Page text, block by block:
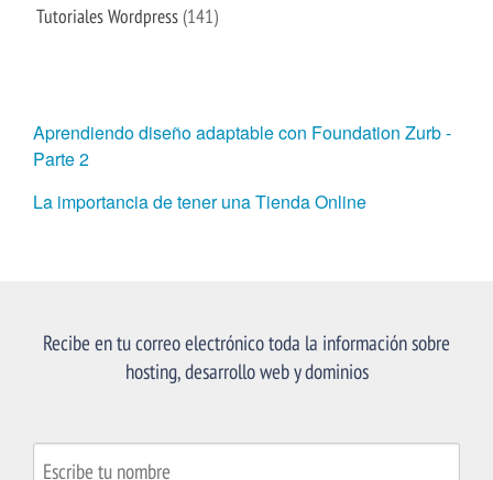
Tutoriales Wordpress (141)
Aprendiendo diseño adaptable con Foundation Zurb -
Parte 2
La importancia de tener una Tienda Online
Recibe en tu correo electrónico toda la información sobre
hosting, desarrollo web y dominios